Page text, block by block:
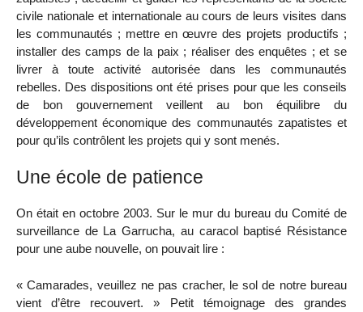
civile nationale et internationale au cours de leurs visites dans
les communautés ; mettre en œuvre des projets productifs ;
installer des camps de la paix ; réaliser des enquêtes ; et se
livrer à toute activité autorisée dans les communautés
rebelles. Des dispositions ont été prises pour que les conseils
de bon gouvernement veillent au bon équilibre du
développement économique des communautés zapatistes et
pour qu’ils contrôlent les projets qui y sont menés.
Une école de patience
On était en octobre 2003. Sur le mur du bureau du Comité de
surveillance de La Garrucha, au caracol baptisé Résistance
pour une aube nouvelle, on pouvait lire :
« Camarades, veuillez ne pas cracher, le sol de notre bureau
vient d’être recouvert. » Petit témoignage des grandes